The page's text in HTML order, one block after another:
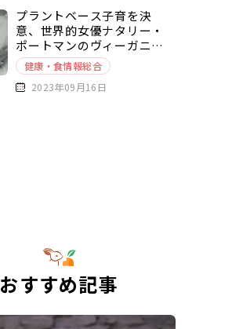
プラントベース子育を決
意、世界的女優ナタリー・
ポートマンのヴィーガニズ
ムとは
健康・食情報総合
2023年09月16日
おすすめ記事